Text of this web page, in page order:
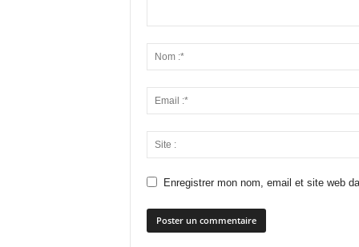
Enregistrer mon nom, email et site web